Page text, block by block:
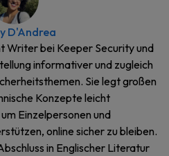
D'Andrea
Writer bei Keeper Security und
informativer und zugleich
Sie legt großen
Konzepte leicht
Einzelpersonen und
online sicher zu bleiben.
in Englischer Literatur